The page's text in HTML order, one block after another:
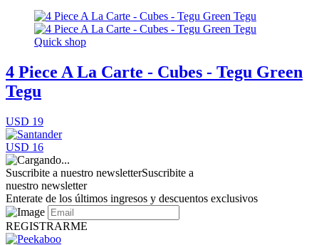
Quick shop
4 Piece A La Carte - Cubes - Tegu Green
Tegu
USD 19
USD 16
Suscribite a nuestro newsletterSuscribite a
nuestro newsletter
Enterate de los últimos ingresos y descuentos exclusivos
REGISTRARME